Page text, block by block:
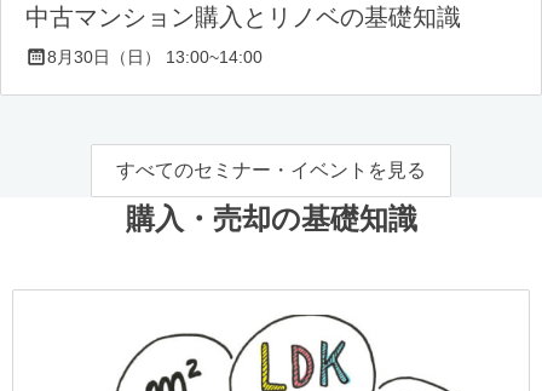
中古マンション購入とリノベの基礎知識
8月30日（日） 13:00~14:00
すべてのセミナー・イベントを見る
購入・売却の基礎知識